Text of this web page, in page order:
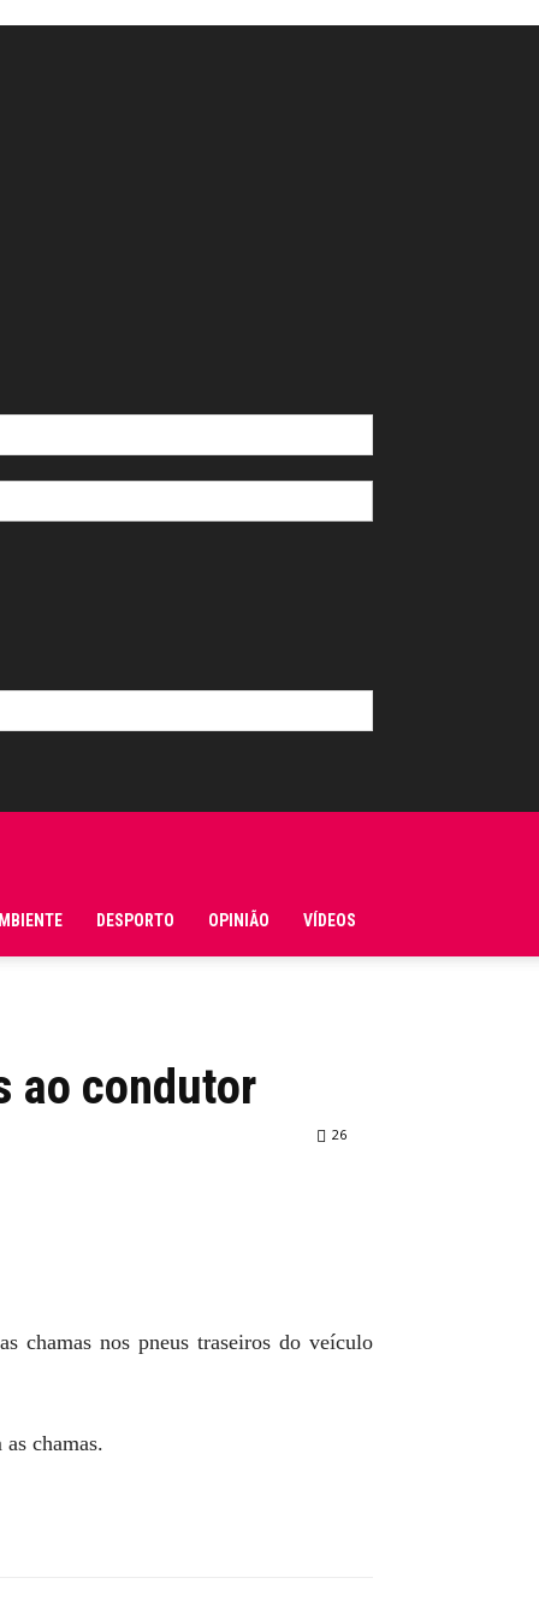
DESPORTO OPINIÃO VÍDEOS
ao condutor
26
chamas nos pneus traseiros do veículo
chamas.